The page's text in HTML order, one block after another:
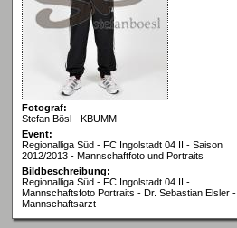
Fotograf:
Stefan Bösl - KBUMM
Event:
Regionalliga Süd - FC Ingolstadt 04 II - Saison
2012/2013 - Mannschaftfoto und Portraits
Bildbeschreibung:
Regionalliga Süd - FC Ingolstadt 04 II -
Mannschaftsfoto Portraits - Dr. Sebastian Elsler -
Mannschaftsarzt